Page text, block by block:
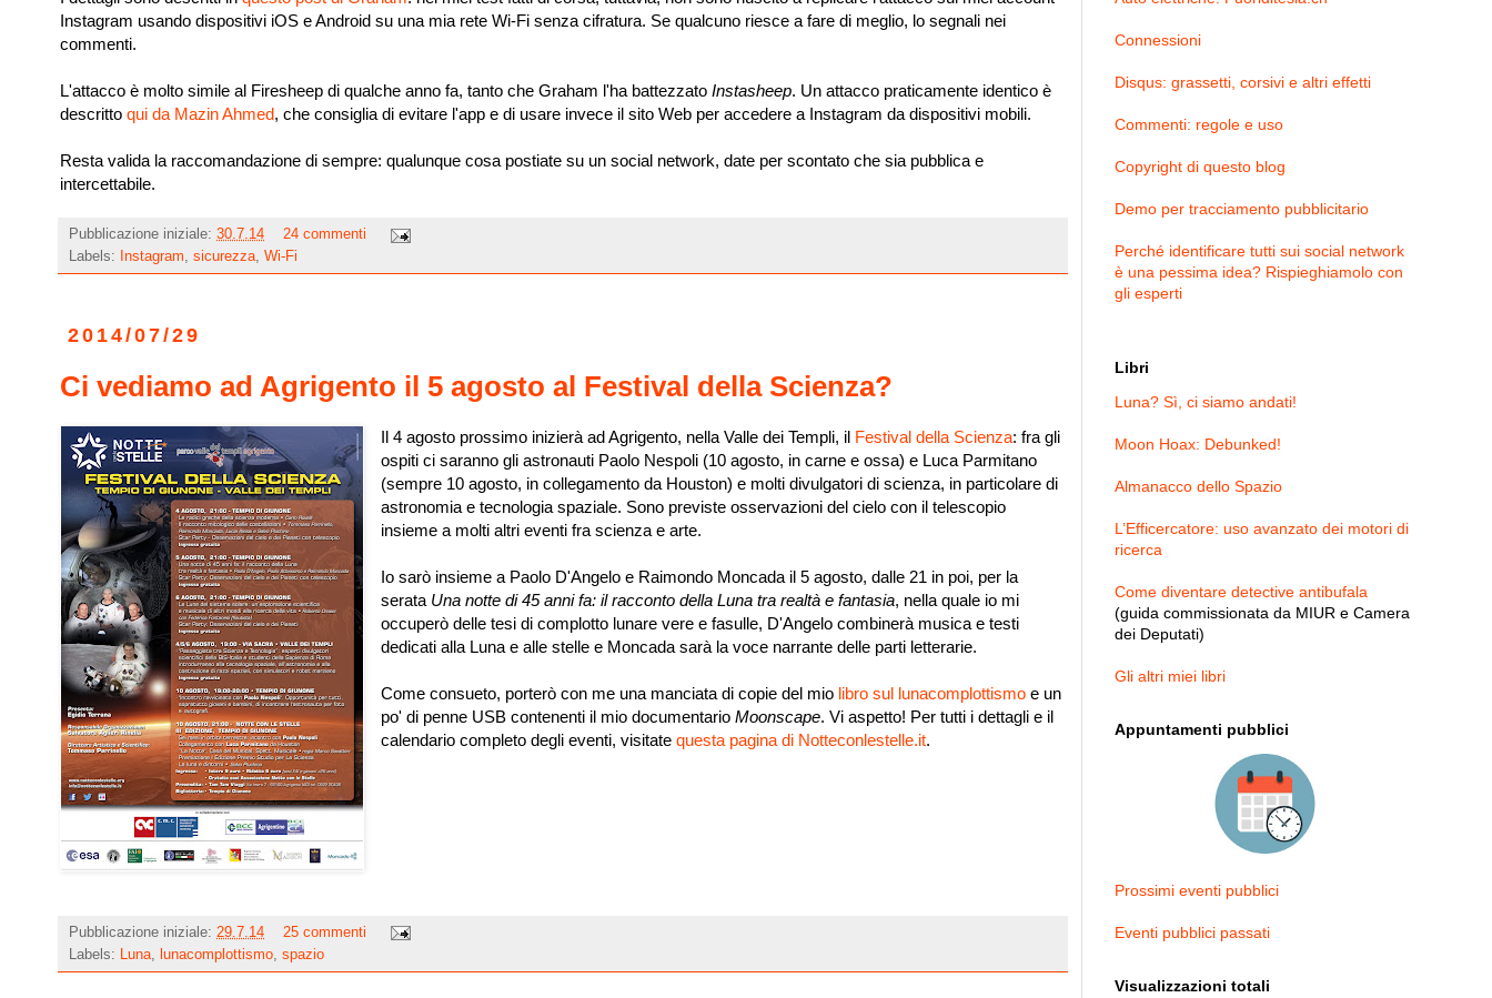
Instagram usando dispositivi iOS e Android su una mia rete Wi-Fi senza cifratura. Se qualcuno riesce a fare di meglio, lo segnali nei
commenti.
L'attacco è molto simile al Firesheep di qualche anno fa, tanto che Graham l'ha battezzato Instasheep. Un attacco praticamente identico è
descritto qui da Mazin Ahmed, che consiglia di evitare l'app e di usare invece il sito Web per accedere a Instagram da dispositivi mobili.
Resta valida la raccomandazione di sempre: qualunque cosa postiate su un social network, date per scontato che sia pubblica e
intercettabile.
Pubblicazione iniziale: 30.7.14
24 commenti
Labels:
Instagram, sicurezza, Wi-Fi
2014/07/29
Ci vediamo ad Agrigento il 5 agosto al Festival della Scienza?
Il 4 agosto prossimo inizierà ad Agrigento, nella Valle dei Templi, il Festival della Scienza: fra gli
ospiti ci saranno gli astronauti Paolo Nespoli (10 agosto, in carne e ossa) e Luca Parmitano
(sempre 10 agosto, in collegamento da Houston) e molti divulgatori di scienza, in particolare di
astronomia e tecnologia spaziale. Sono previste osservazioni del cielo con il telescopio
insieme a molti altri eventi fra scienza e arte.
Io sarò insieme a Paolo D'Angelo e Raimondo Moncada il 5 agosto, dalle 21 in poi, per la
serata Una notte di 45 anni fa: il racconto della Luna tra realtà e fantasia, nella quale io mi
occuperò delle tesi di complotto lunare vere e fasulle, D'Angelo combinerà musica e testi
dedicati alla Luna e alle stelle e Moncada sarà la voce narrante delle parti letterarie.
Come consueto, porterò con me una manciata di copie del mio libro sul lunacomplottismo e un
po' di penne USB contenenti il mio documentarioMoonscape. Vi aspetto! Per tutti i dettagli e il
calendario completo degli eventi, visitatequesta pagina di Notteconlestelle.it.
Pubblicazione iniziale: 29.7.14
25 commenti
Labels: Luna, lunacomplottismo, spazio
Connessioni
Disqus: grassetti, corsivi e altri effetti
Commenti: regole e uso
Copyright di questo blog
Demo per tracciamento pubblicitario
Perché identificare tutti sui social network
è una pessima idea? Rispieghiamolo con
gli esperti
Libri
Luna? Sì, ci siamo andati!
Moon Hoax: Debunked!
Almanacco dello Spazio
L’Efficercatore: uso avanzato dei motori di
ricerca
Come diventare detective antibufala
(guida commissionata da MIUR e Camera
dei Deputati)
Gli altri miei libri
Appuntamenti pubblici
Prossimi eventi pubblici
Eventi pubblici passati
Visualizzazioni totali